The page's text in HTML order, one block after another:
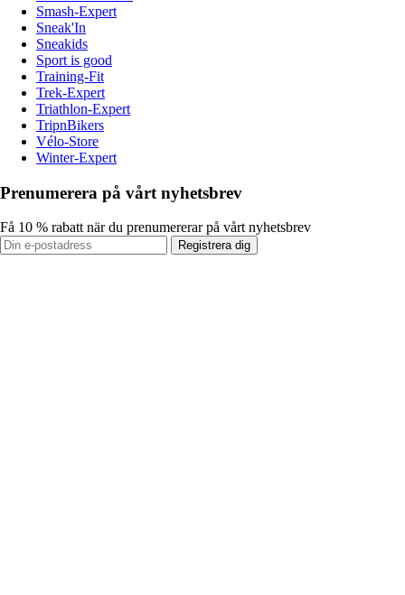
Smash-Expert
Sneak'In
Sneakids
Sport is good
Training-Fit
Trek-Expert
Triathlon-Expert
TripnBikers
Vélo-Store
Winter-Expert
Prenumerera på vårt nyhetsbrev
Få 10 % rabatt när du prenumererar på vårt nyhetsbrev
Registrera dig